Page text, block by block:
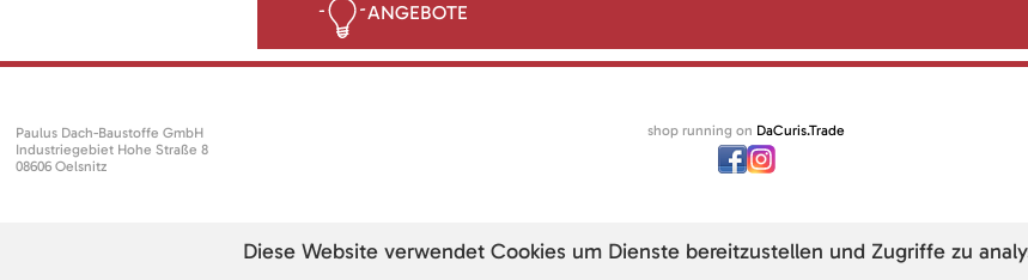
ANGEBOTE
Paulus Dach-Baustoffe GmbH
Industriegebiet Hohe Straße 8
08606 Oelsnitz
shop running on DaCuris.Trade
Diese Website verwendet Cookies um Dienste bereitzustellen und Zugriffe zu